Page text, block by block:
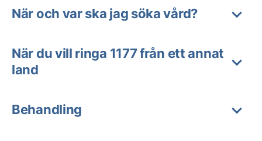
När och var ska jag söka vård?
När du vill ringa 1177 från ett annat
land
Behandling